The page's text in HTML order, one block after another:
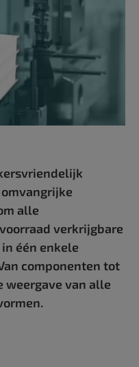
alle
verkrijgbare
één enkele
componenten tot
weergave van alle